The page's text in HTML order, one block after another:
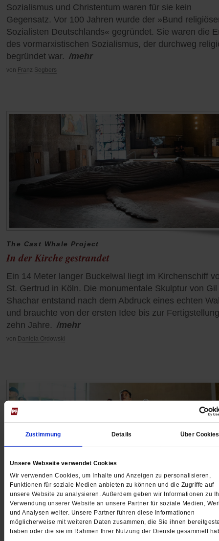
Zustimmung Details Über Cookies
Unsere Webseite verwendet Cookies
Wir verwenden Cookies, um Inhalte und Anzeigen zu personalisieren,
Funktionen für soziale Medien anbieten zu können und die Zugriffe auf
unsere Website zu analysieren. Außerdem geben wir Informationen zu
Verwendung unserer Website an unsere Partner für soziale Medien,
und Analysen weiter. Unsere Partner führen diese Informationen
möglicherweise mit weiteren Daten zusammen, die Sie ihnen
haben oder die sie im Rahmen Ihrer Nutzung der Dienste gesammelt
Sozialismus und Christentum waren für sie kein
Gegensatz. Vor 100 Jahren wurde der »Bund
Sozialisten Deutschlands« gegründet. Sie waren die
des vormarxistischen Sozialismus, der durchweg
begründet war. /mehr
von Franz Segbers
The Cast Whale Project
In der Kirche gestrandet
Ein 14 Meter langer Buckelwal liegt im Kirchenschiff
St. Gertrud in Köln. Die monumentale Skulptur von Gil
Shachar entstand nach dem Abdruck eines echten
und brauchte von der ersten Idee bis zur Fertigstellung
zehn Jahre. /mehr
von Daniela Ordowski
Fußball-WM 2026
Sonnenbrand im Herzen der Finsternis